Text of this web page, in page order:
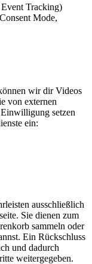
Tracking)
Mode,
wir dir Videos
von externen
setzen
ein:
ausschließlich
Sie dienen zum
sammeln oder
Ein Rückschluss
und dadurch
weitergegeben.